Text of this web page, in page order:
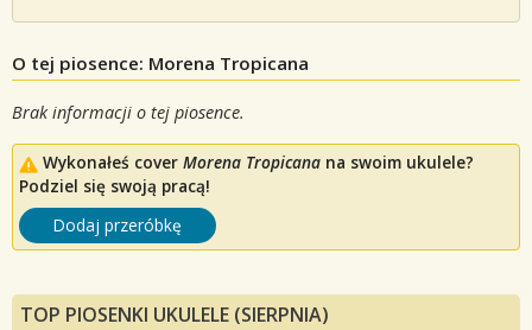
O tej piosence: Morena Tropicana
Brak informacji o tej piosence.
Wykonałeś cover Morena Tropicana na swoim ukulele?
Podziel się swoją pracą!
Dodaj przeróbkę
TOP PIOSENKI UKULELE (SIERPNIA)